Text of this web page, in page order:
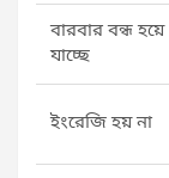
বারবার বন্ধ হয়ে
যাচ্ছে
ইংরেজি হয় না